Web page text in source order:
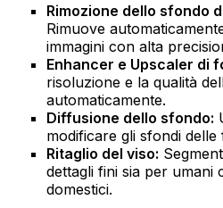
Rimozione dello sfondo
Rimuove
immagini con alta
Enhancer e Upscaler di
risoluzione e la qualità
automaticamente.
Diffusione dello sfondo:
modificare gli sfondi
Ritaglio del viso:
dettagli fini sia per umani
domestici.